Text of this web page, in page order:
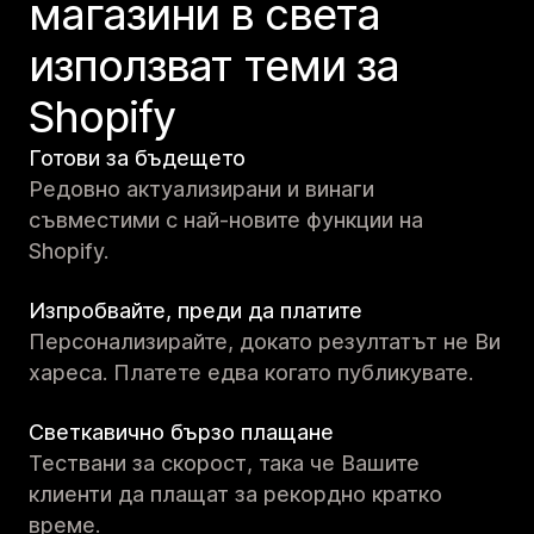
магазини в света
използват теми за
Shopify
Готови за бъдещето
Редовно актуализирани и винаги
съвместими с най-новите функции на
Shopify.
Изпробвайте, преди да платите
Персонализирайте, докато резултатът не Ви
хареса. Платете едва когато публикувате.
Светкавично бързо плащане
Тествани за скорост, така че Вашите
клиенти да плащат за рекордно кратко
време.